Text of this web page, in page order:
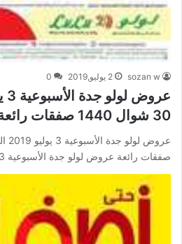
sozan w 2 يوليو,2019 0
30 شوال 1440 صفقات رائعة
صفقات رائعة عروض لولو جدة الأسبوعية 3 يوليو 2019…